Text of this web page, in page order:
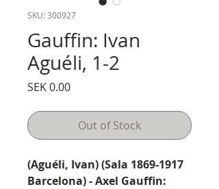
SKU: 300927
Gauffin: Ivan
Aguéli, 1-2
SEK 0.00Price
Out of Stock
(Aguéli, Ivan) (Sala 1869-1917
Barcelona) - Axel Gauffin: